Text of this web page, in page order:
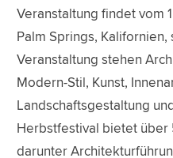
Veranstaltung findet vom
Palm Springs,
Veranstaltung stehen
Modern-Stil, Kunst,
Landschaftsgestaltung
Herbstfestival bietet über
darunter